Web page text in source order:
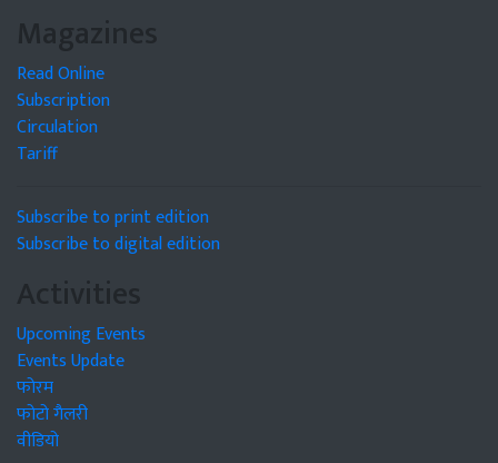
Magazines
Read Online
Subscription
Circulation
Tariff
Subscribe to print edition
Subscribe to digital edition
Activities
Upcoming Events
Events Update
फोरम
फोटो गैलरी
वीडियो